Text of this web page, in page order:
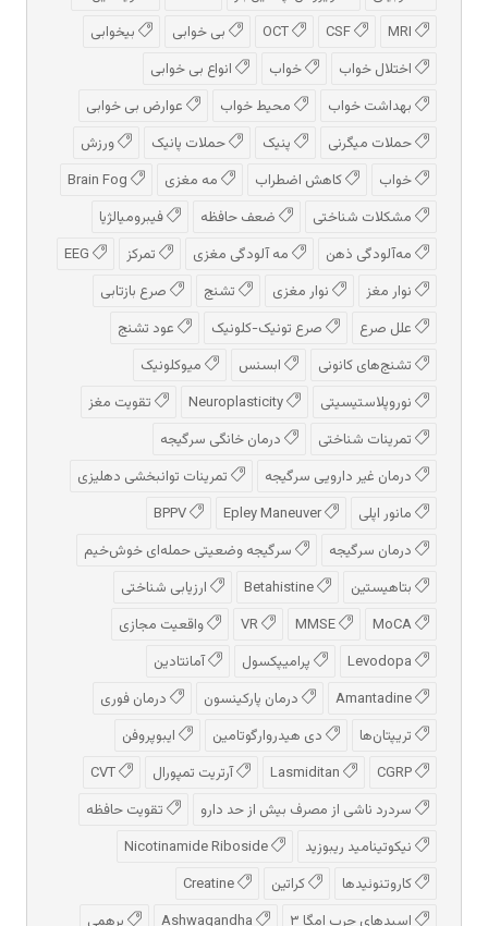
بی خوابی
بیخوابی
اختلال خواب
خواب
انواع بی خوابی
بهداشت خواب
محیط خواب
عوارض بی خوابی
حملات میگرنی
پنیک حملات پانیک
ورزش
خواب
کاهش اضطراب مه مغزی
مشکلات شناختی
ضعف حافظه
فیبرومیالژیا
مه‌آلودگی ذهن
مه‌ آلودگی مغزی تمرکز
نوار مغز
نوار مغزی تشنج
صرع بازتابی
علل صرع
صرع تونیک-کلونیک
عود تشنج
تشنج‌های کانونی
ابسنس
میوکلونیک
نوروپلاستیسیتی
تقویت مغز
تمرینات شناختی
درمان خانگی سرگیجه
درمان غیر دارویی سرگیجه
تمرینات توانبخشی دهلیزی
مانور اپلی
درمان سرگیجه
سرگیجه وضعیتی حمله‌ای خوش‌خیم
بتاهیستین
ارزیابی شناختی
واقعیت مجازی
پرامیپکسول
آمانتادین
درمان پارکینسون
درمان فوری
تریپتان‌ها
دی هیدروارگوتامین
ایبوپروفن
آرتریت تمپورال
سردرد ناشی از مصرف بیش از حد دارو
تقویت حافظه
نیکوتینامید ریبوزید
کاروتنوئیدها
کراتین
اسیدهای چرب امگا ۳
برهمی